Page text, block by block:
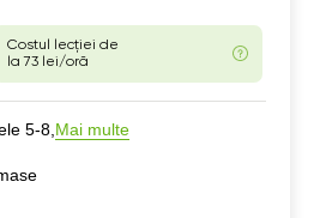
Costul lecției de
la 73 lei/oră
5-8, Mai multe